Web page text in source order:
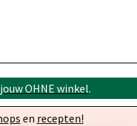
jouw OHNE winkel.
en recepten!